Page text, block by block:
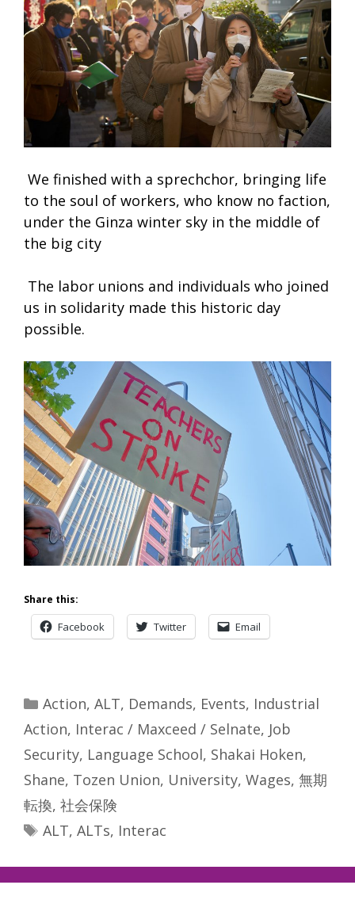
We finished with a sprechchor, bringing life
to the soul of workers, who know no faction,
under the Ginza winter sky in the middle of
the big city
The labor unions and individuals who joined
us in solidarity made this historic day
possible.
Share this:
Facebook Twitter Email
Categories
Action, ALT, Demands, Events, Industrial
Action, Interac / Maxceed / Selnate, Job
Security, Language School, Shakai Hoken,
Shane, Tozen Union, University, Wages, 無期
転換, 社会保険
Tags
ALT, ALTs, Interac